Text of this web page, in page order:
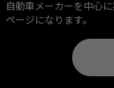
自動車メーカーを中心
ページになります。